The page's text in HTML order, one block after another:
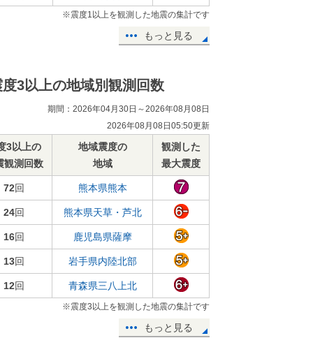
※震度1以上を観測した地震の集計です
もっと見る
度3以上の地域別観測回数
期間：2026年04月30日～2026年08月08日
2026年08月08日05:50更新
3以上の
観測回数
地域震度の
地域
観測した
最大震度
72回 熊本県熊本
24回 熊本県天草・芦北
16回 鹿児島県薩摩
13回 岩手県内陸北部
12回 青森県三八上北
※震度3以上を観測した地震の集計です
もっと見る